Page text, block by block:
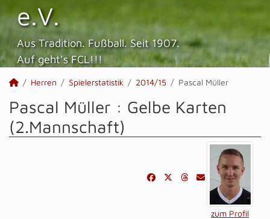
e.V.
Aus Tradition. Fußball. Seit 1907.
Auf geht's FCL!!!
Herren Spielerstatistik 2014/15 Pascal Müller
Pascal Müller : Gelbe Karten
(2.Mannschaft)
zum Profil